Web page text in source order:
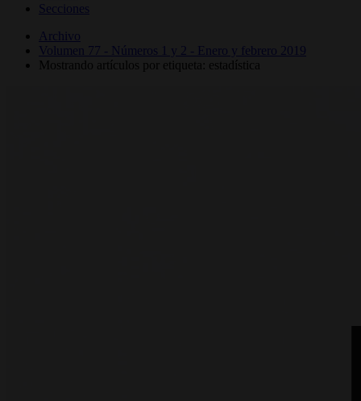
Secciones
Archivo
Volumen 77 - Números 1 y 2 - Enero y febrero 2019
Mostrando artículos por etiqueta: estadística